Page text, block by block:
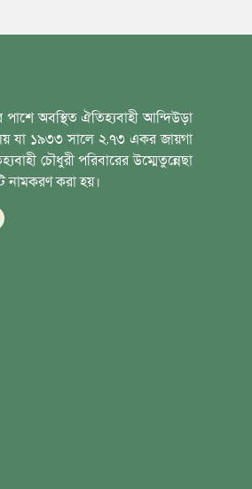
অবস্থিত ঐতিহ্যবাহী আন্দিউড়া
যা ১৯৩৩ সালে ২.৭৩ একর জায়গা
চৌধুরী পরিবারের উম্মেতুন্নেছা
নামকরণ করা হয়।